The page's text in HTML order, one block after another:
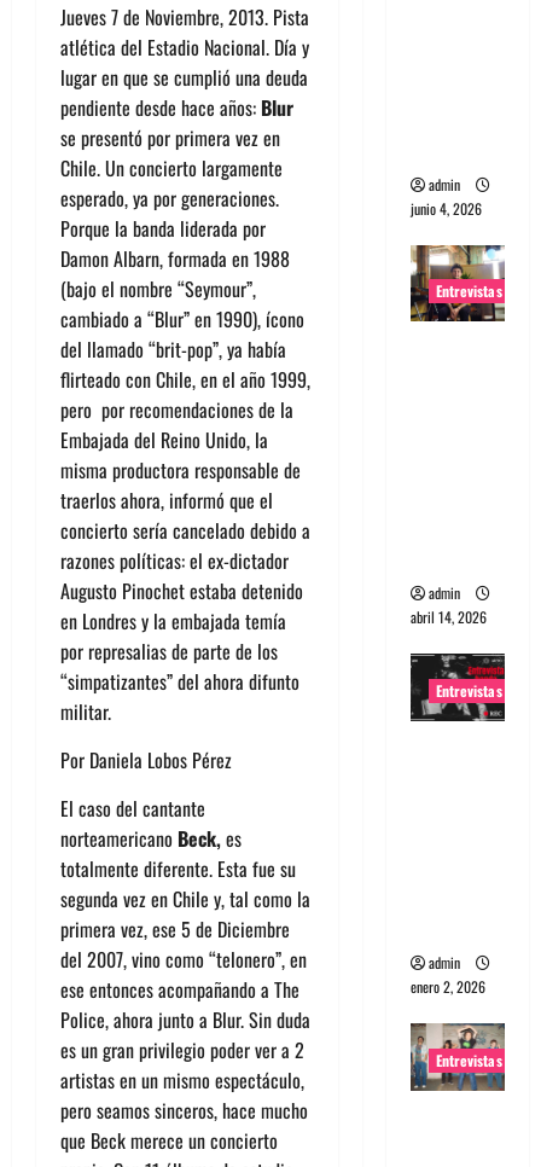
Jueves 7 de Noviembre, 2013. Pista
atlética del Estadio Nacional. Día y
lugar en que se cumplió una deuda
pendiente desde hace años: Blur
se presentó por primera vez en
Chile. Un concierto largamente
esperado, ya por generaciones.
Porque la banda liderada por
Damon Albarn, formada en 1988
(bajo el nombre “Seymour”,
cambiado a “Blur” en 1990), ícono
del llamado “brit-pop”, ya había
flirteado con Chile, en el año 1999,
pero por recomendaciones de la
Embajada del Reino Unido, la
misma productora responsable de
traerlos ahora, informó que el
concierto sería cancelado debido a
razones políticas: el ex-dictador
Augusto Pinochet estaba detenido
en Londres y la embajada temía
por represalias de parte de los
“simpatizantes” del ahora difunto
militar.
Por Daniela Lobos Pérez
El caso del cantante
norteamericano Beck,es
totalmente diferente. Esta fue su
segunda vez en Chile y, tal como la
primera vez, ese 5 de Diciembre
del 2007, vino como “telonero”, en
ese entonces acompañando a The
Police, ahora junto a Blur. Sin duda
es un gran privilegio poder ver a 2
artistas en un mismo espectáculo,
pero seamos sinceros, hace mucho
que Beck merece un concierto
admin
junio 4, 2026
Entrevistas
admin
abril 14, 2026
Entrevistas
admin
enero 2, 2026
Entrevistas